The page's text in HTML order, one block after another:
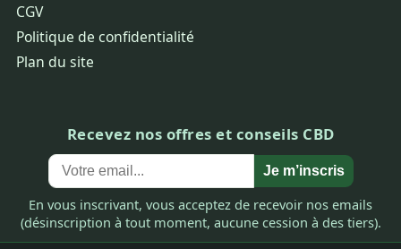
CGV
Politique de confidentialité
Plan du site
Recevez nos offres et conseils CBD
Je m’inscris
En vous inscrivant, vous acceptez de recevoir nos emails
(désinscription à tout moment, aucune cession à des tiers).